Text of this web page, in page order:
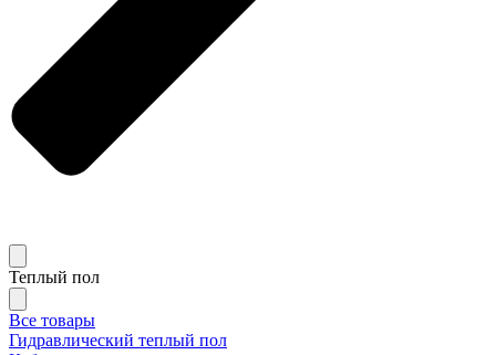
Теплый пол
Все товары
Гидравлический теплый пол